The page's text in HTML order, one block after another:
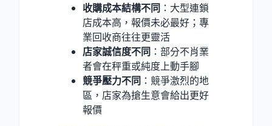
收購成本結構不同 ：大型連鎖
店成本高，報價未必最好；專
業回收商往往更靈活
店家誠信度不同 ：部分不肖業
者會在秤重或純度上動手腳
競爭壓力不同 ：競爭激烈的地
區，店家為搶生意會給出更好
報價